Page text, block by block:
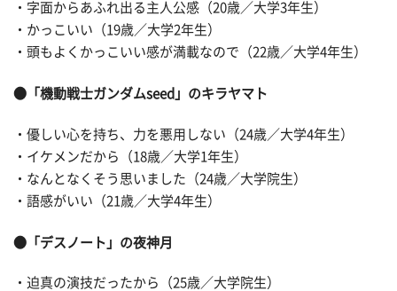
・字面からあふれ出る主人公感（20歳／大学3年生）
・かっこいい（19歳／大学2年生）
・頭もよくかっこいい感が満載なので（22歳／大学4年生）
●「機動戦士ガンダムseed」のキラヤマト
・優しい心を持ち、力を悪用しない（24歳／大学4年生）
・イケメンだから（18歳／大学1年生）
・なんとなくそう思いました（24歳／大学院生）
・語感がいい（21歳／大学4年生）
●「デスノート」の夜神月
・迫真の演技だったから（25歳／大学院生）